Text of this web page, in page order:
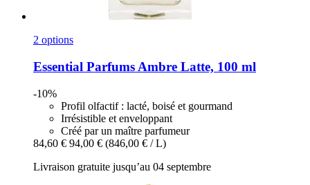
2 options
Essential Parfums Ambre Latte, 100 ml
-10%
Profil olfactif : lacté, boisé et gourmand
Irrésistible et enveloppant
Créé par un maître parfumeur
84,60 € 94,00 € (846,00 € / L)
Livraison gratuite jusqu’au 04 septembre